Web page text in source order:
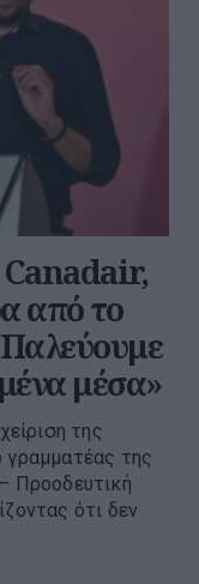
από το
μέσα»
της
γραμματέας της
Προοδευτική
ότι δεν